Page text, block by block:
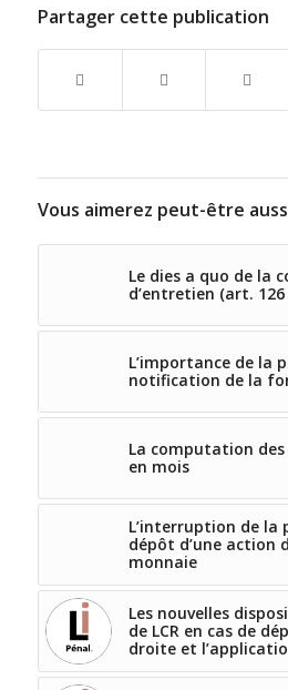
Partager cette publication
Vous aimerez peut-être
Le dies a quo de la
d’entretien (art. 126
L’importance de la
notification de la
La computation
en mois
L’interruption de la
dépôt d’une action
monnaie
Les nouvelles
de LCR en cas de
droite et